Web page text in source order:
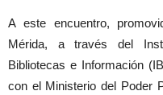
A este encuentro,
Mérida, a través del
Bibliotecas e Información
con el Ministerio del Poder